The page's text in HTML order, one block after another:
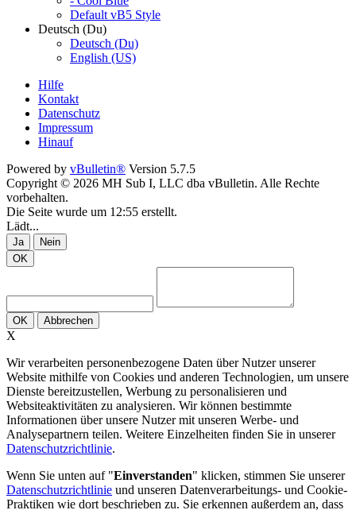
Default vB5 Style
Deutsch (Du)
Deutsch (Du)
English (US)
Hilfe
Kontakt
Datenschutz
Impressum
Hinauf
Powered by vBulletin® Version 5.7.5
Copyright © 2026 MH Sub I, LLC dba vBulletin. Alle Rechte
vorbehalten.
Die Seite wurde um 12:55 erstellt.
Lädt...
Ja
Nein
OK
OK Abbrechen
X
Wir verarbeiten personenbezogene Daten über Nutzer unserer
Website mithilfe von Cookies und anderen Technologien, um unsere
Dienste bereitzustellen, Werbung zu personalisieren und
Websiteaktivitäten zu analysieren. Wir können bestimmte
Informationen über unsere Nutzer mit unseren Werbe- und
Analysepartnern teilen. Weitere Einzelheiten finden Sie in unserer
Datenschutzrichtlinie.
Wenn Sie unten auf "Einverstanden" klicken, stimmen Sie unserer
Datenschutzrichtlinie und unseren Datenverarbeitungs- und Cookie-
Praktiken wie dort beschrieben zu. Sie erkennen außerdem an, dass